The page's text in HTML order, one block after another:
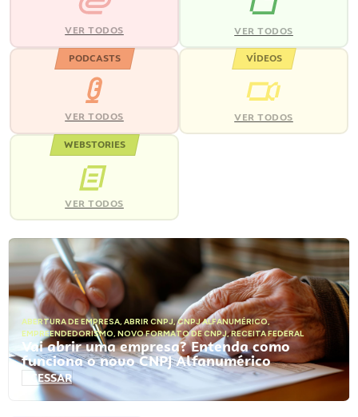
VER TODOS VER TODOS
PODCASTS
VER TODOS
VÍDEOS
VER TODOS
WEBSTORIES
VER TODOS
ABERTURA DE EMPRESA, ABRIR CNPJ,CNPJ ALFANUMÉRICO,
EMPREENDEDORISMO, NOVO FORMATO DE CNPJ,RECEITA FEDERAL
Vai abrir uma empresa? Entenda como
funciona o novo CNPJ Alfanumérico
ACESSAR